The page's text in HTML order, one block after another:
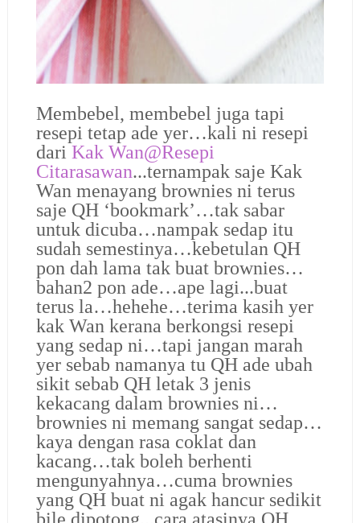
Membebel, membebel juga tapi
resepi tetap ade yer…kali ni resepi
dari Kak Wan@Resepi
Citarasawan...ternampak saje Kak
Wan menayang brownies ni terus
saje QH ‘bookmark’…tak sabar
untuk dicuba…nampak sedap itu
sudah semestinya…kebetulan QH
pon dah lama tak buat brownies…
bahan2 pon ade…ape lagi...buat
terus la…hehehe…terima kasih yer
kak Wan kerana berkongsi resepi
yang sedap ni…tapi jangan marah
yer sebab namanya tu QH ade ubah
sikit sebab QH letak 3 jenis
kekacang dalam brownies ni…
brownies ni memang sangat sedap…
kaya dengan rasa coklat dan
kacang…tak boleh berhenti
mengunyahnya…cuma brownies
yang QH buat ni agak hancur sedikit
bile dipotong...cara atasinya QH